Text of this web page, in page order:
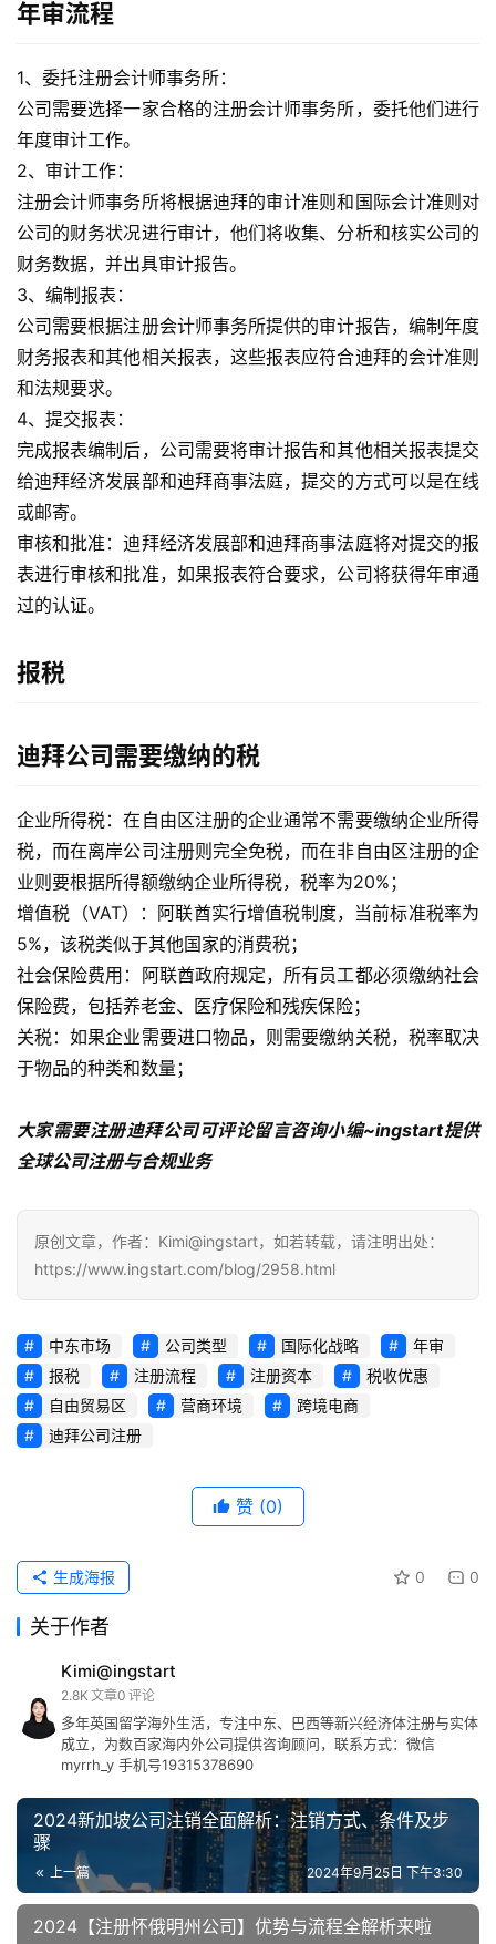
年审流程
1、委托注册会计师事务所：
公司需要选择一家合格的注册会计师事务所，委托他们进行
年度审计工作。
2、审计工作：
注册会计师事务所将根据迪拜的审计准则和国际会计准则对
公司的财务状况进行审计，他们将收集、分析和核实公司的
财务数据，并出具审计报告。
3、编制报表 ：
公司需要根据注册会计师事务所提供的审计报告，编制年度
财务报表和其他相关报表，这些报表应符合迪拜的会计准则
和法规要求。
4、提交报表 ：
完成报表编制后，公司需要将审计报告和其他相关报表提交
给迪拜经济发展部和迪拜商事法庭，提交的方式可以是在线
或邮寄。
审核和批准 ：迪拜经济发展部和迪拜商事法庭将对提交的报
表进行审核和批准，如果报表符合要求，公司将获得年审通
过的认证。
报税
迪拜公司需要缴纳的税
企业所得税 ：在自由区注册的企业通常不需要缴纳企业所得
税，而在离岸公司注册则完全免税，而在非自由区注册的企
业则要根据所得额缴纳企业所得税，税率为20%；
增值税（VAT）
：阿联酋实行增值税制度，当前标准税率为
5%，该税类似于其他国家的消费税；
社会保险费用 ：阿联酋政府规定，所有员工都必须缴纳社会
保险费，包括养老金、医疗保险和残疾保险；
关税 ：如果企业需要进口物品，则需要缴纳关税，税率取决
于物品的种类和数量；
大家需要注册迪拜公司可评论留言咨询小编~ingstart提供
全球公司注册与合规业务
原创文章，作者：Kimi@ingstart，如若转载，请注明出处：
https://www.ingstart.com/blog/2958.html
中东市场 公司类型 国际化战略
年审
报税
注册流程 注册资本
税收优惠
自由贸易区
营商环境
跨境电商
迪拜公司注册
赞 (0)
0 0
生成海报
关于作者
Kimi@ingstart
2.8K 文章0 评论
多年英国留学海外生活，专注中东、巴西等新兴经济体注册与实体
成立，为数百家海内外公司提供咨询顾问，联系方式：微信
myrrh_y 手机号19315378690
2024新加坡公司注销全面解析：注销方式、条件及步
骤
上一篇 2024年9月25日 下午3:30
2024【注册怀俄明州公司】优势与流程全解析来啦